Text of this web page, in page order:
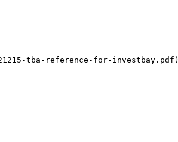
tba-reference-for-investbay.pdf)